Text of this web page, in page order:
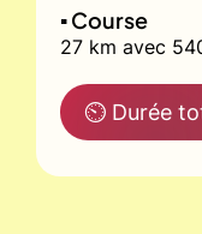
▪️ Course
27 km avec
⏲ Durée